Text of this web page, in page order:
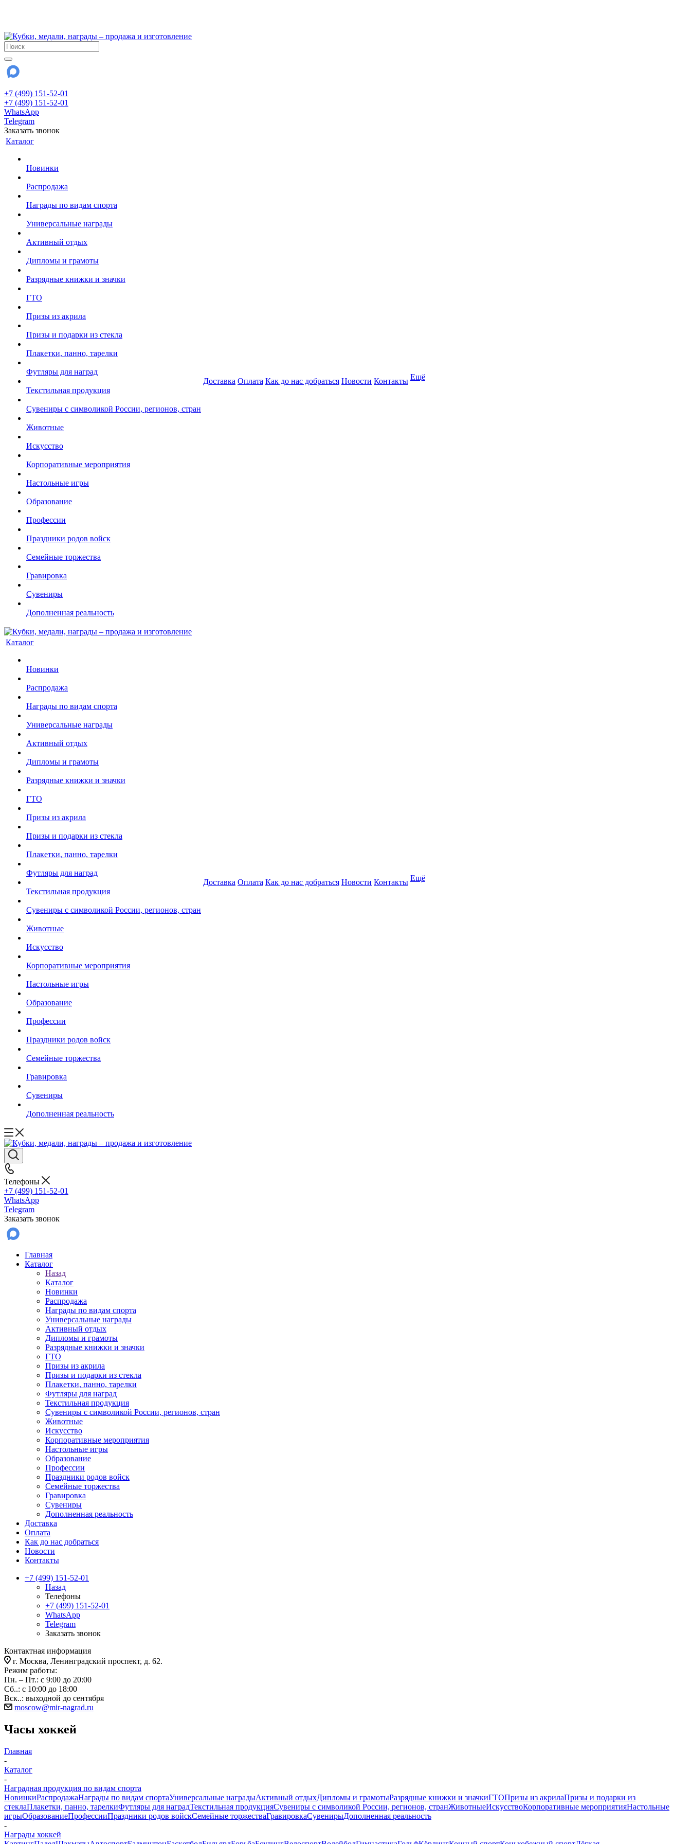
+7 (499) 151-52-01
+7 (499) 151-52-01
WhatsApp
Telegram
Заказать звонок
Каталог
Новинки
Распродажа
Награды по видам спорта
Универсальные награды
Активный отдых
Дипломы и грамоты
Разрядные книжки и значки
ГТО
Призы из акрила
Призы и подарки из стекла
Плакетки, панно, тарелки
Футляры для наград
Текстильная продукция
Сувениры с символикой России, регионов, стран
Животные
Искусство
Корпоративные мероприятия
Настольные игры
Образование
Профессии
Праздники родов войск
Семейные торжества
Гравировка
Сувениры
Дополненная реальность
Доставка Оплата Как до нас добраться Новости Контакты Ещё
Каталог
Новинки
Распродажа
Награды по видам спорта
Универсальные награды
Активный отдых
Дипломы и грамоты
Разрядные книжки и значки
ГТО
Призы из акрила
Призы и подарки из стекла
Плакетки, панно, тарелки
Футляры для наград
Текстильная продукция
Сувениры с символикой России, регионов, стран
Животные
Искусство
Корпоративные мероприятия
Настольные игры
Образование
Профессии
Праздники родов войск
Семейные торжества
Гравировка
Сувениры
Дополненная реальность
Доставка Оплата Как до нас добраться Новости Контакты Ещё
Телефоны
+7 (499) 151-52-01
WhatsApp
Telegram
Заказать звонок
Главная
Каталог
Назад
Каталог
Новинки
Распродажа
Награды по видам спорта
Универсальные награды
Активный отдых
Дипломы и грамоты
Разрядные книжки и значки
ГТО
Призы из акрила
Призы и подарки из стекла
Плакетки, панно, тарелки
Футляры для наград
Текстильная продукция
Сувениры с символикой России, регионов, стран
Животные
Искусство
Корпоративные мероприятия
Настольные игры
Образование
Профессии
Праздники родов войск
Семейные торжества
Гравировка
Сувениры
Дополненная реальность
Доставка
Оплата
Как до нас добраться
Новости
Контакты
+7 (499) 151-52-01
Назад
Телефоны
+7 (499) 151-52-01
WhatsApp
Telegram
Заказать звонок
Контактная информация
г. Москва, Ленинградский проспект, д. 62.
Режим работы:
Пн. – Пт.: с 9:00 до 20:00
Сб..: с 10:00 до 18:00
Вск..: выходной до сентября
moscow@mir-nagrad.ru
Часы хоккей
Главная
-
Каталог
-
Наградная продукция по видам спорта
НовинкиРаспродажаНаграды по видам спортаУниверсальные наградыАктивный отдыхДипломы и грамотыРазрядные книжки и значкиГТОПризы из акрилаПризы и подарки из
стеклаПлакетки, панно, тарелкиФутляры для наградТекстильная продукцияСувениры с символикой России, регионов, странЖивотныеИскусствоКорпоративные мероприятияНастольные
игрыОбразованиеПрофессииПраздники родов войскСемейные торжестваГравировкаСувенирыДополненная реальность
-
Награды хоккей